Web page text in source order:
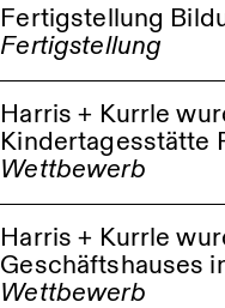
Fertigstellung
Fertigstellung
Harris + Kurrle
Kindertagesstätte
Wettbewerb
Harris + Kurrle
Geschäftshauses
Wettbewerb